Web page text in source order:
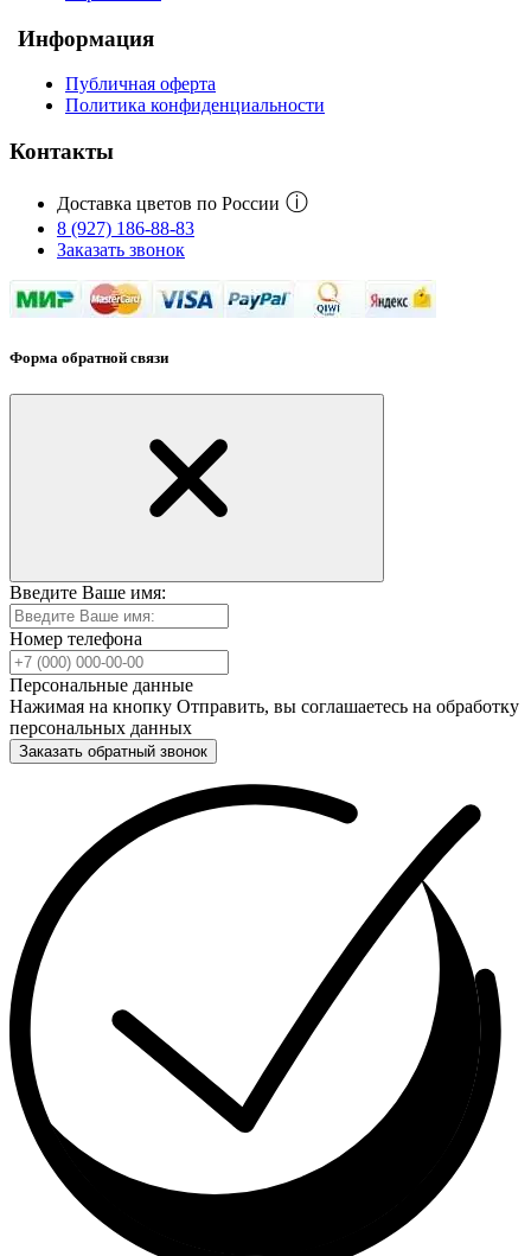
Информация
Публичная оферта
Политика конфиденциальности
Контакты
Доставка цветов по России ⓘ
8 (927) 186-88-83
Заказать звонок
Форма обратной связи
Введите Ваше имя:
Номер телефона
Персональные данные
Нажимая на кнопку Отправить, вы соглашаетесь на обработку
персональных данных
Заказать обратный звонок